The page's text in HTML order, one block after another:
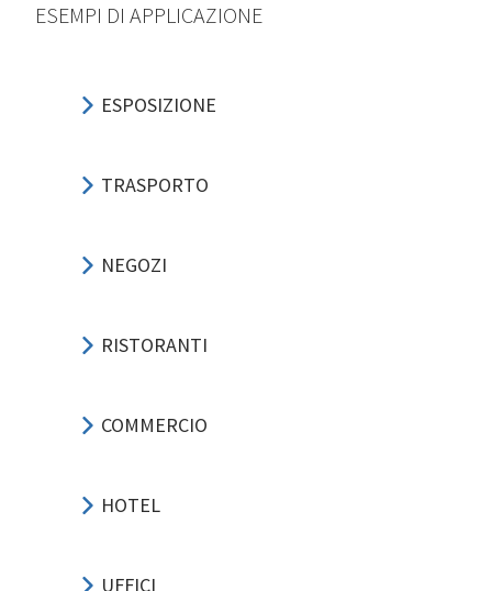
ESEMPI DI APPLICAZIONE
ESPOSIZIONE
TRASPORTO
NEGOZI
RISTORANTI
COMMERCIO
HOTEL
UFFICI